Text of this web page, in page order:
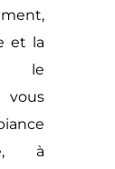
et la
le
vous
à